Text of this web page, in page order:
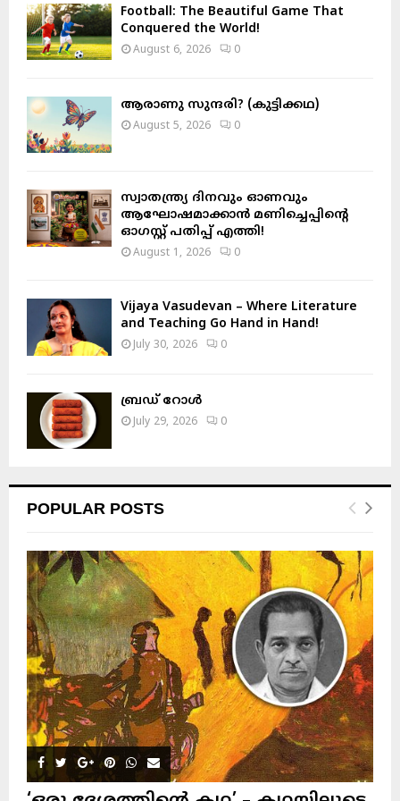
o
r
:
Football: The Beautiful Game That
Conquered the World!
August 6, 2026 0
ആരാണു സുന്ദരി? (കുട്ടിക്കഥ)
August 5, 2026 0
സ്വാതന്ത്ര്യ ദിനവും ഓണവും
ആഘോഷമാക്കാൻ മണിച്ചെപ്പിന്റെ
ഓഗസ്റ്റ് പതിപ്പ് എത്തി!
August 1, 2026 0
Vijaya Vasudevan – Where Literature
and Teaching Go Hand in Hand!
July 30, 2026 0
ബ്രഡ് റോൾ
July 29, 2026 0
POPULAR POSTS